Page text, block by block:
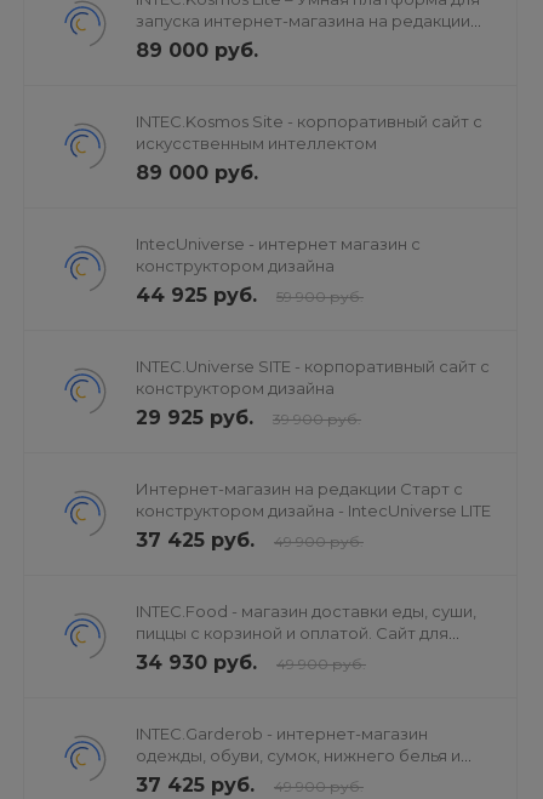
запуска интернет-магазина на редакции
«Старт»
89 000 руб.
INTEC.Kosmos Site - корпоративный сайт с
искусственным интеллектом
89 000 руб.
IntecUniverse - интернет магазин с
конструктором дизайна
44 925 руб. 59 900 руб.
INTEC.Universe SITE - корпоративный сайт с
конструктором дизайна
29 925 руб. 39 900 руб.
Интернет-магазин на редакции Старт с
конструктором дизайна - IntecUniverse LITE
37 425 руб. 49 900 руб.
INTEC.Food - магазин доставки еды, суши,
пиццы с корзиной и оплатой. Сайт для
ресторанов и кафе
34 930 руб. 49 900 руб.
INTEC.Garderob - интернет-магазин
одежды, обуви, сумок, нижнего белья и
аксессуаров
37 425 руб. 49 900 руб.